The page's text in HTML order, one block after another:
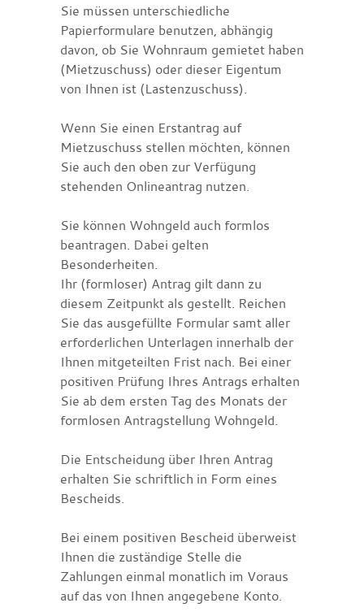
Sie müssen unterschiedliche
Papierformulare benutzen, abhängig
davon, ob Sie Wohnraum gemietet haben
(Mietzuschuss) oder dieser Eigentum
von Ihnen ist (Lastenzuschuss).
Wenn Sie einen Erstantrag auf
Mietzuschuss stellen möchten, können
Sie auch den oben zur Verfügung
stehenden Onlineantrag nutzen.
Sie können Wohngeld auch formlos
beantragen. Dabei gelten
Besonderheiten.
Ihr (formloser) Antrag gilt dann zu
diesem Zeitpunkt als gestellt. Reichen
Sie das ausgefüllte Formular samt aller
erforderlichen Unterlagen innerhalb der
Ihnen mitgeteilten Frist nach. Bei einer
positiven Prüfung Ihres Antrags erhalten
Sie ab dem ersten Tag des Monats der
formlosen Antragstellung Wohngeld.
Die Entscheidung über Ihren Antrag
erhalten Sie schriftlich in Form eines
Bescheids.
Bei einem positiven Bescheid überweist
Ihnen die zuständige Stelle die
Zahlungen einmal monatlich im Voraus
auf das von Ihnen angegebene Konto.